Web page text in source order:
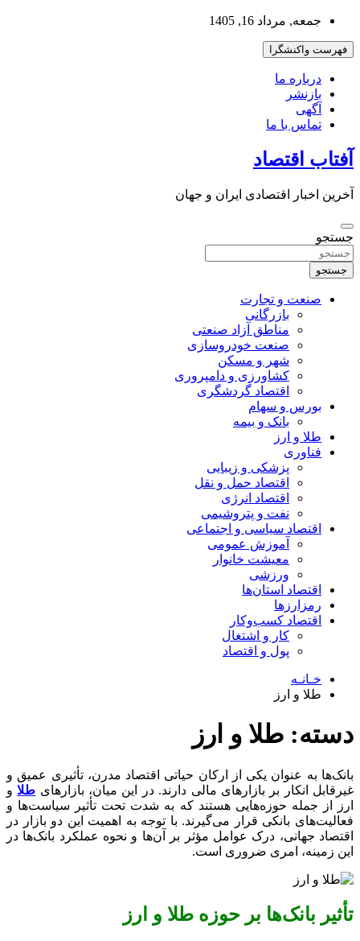
بروید
جمعه, مرداد 16, 1405
فهرست واکنشگرا
درباره ما
بازنشر
آگهی
تماس با ما
آفتاب اقتصاد
آخرین اخبار اقتصادی ایران و جهان
جستجو
جستجو
صنعت و تجارت
بازرگانی
مناطق آزاد صنعتی
صنعت خودروسازی
شهر و مسکن
کشاورزی و دامپروری
اقتصاد گردشگری
بورس و سهام
بانک و بیمه
طلا و ارز
فناوری
پزشکی و زیبایی
اقتصاد حمل و نقل
اقتصاد انرژی
نفت و پتروشیمی
اقتصاد سیاسی و اجتماعی
آموزش عمومی
معیشت خانوار
ورزشی
اقتصاد استان‌ها
رمزارزها
اقتصاد کسب‌و‌کار
کار و اشتغال
پول و اقتصاد
خـانـه
طلا و ارز
دسته: طلا و ارز
بانک‌ها به عنوان یکی از ارکان حیاتی اقتصاد مدرن، تأثیری عمیق و
غیرقابل انکار بر بازارهای مالی دارند. در این میان، بازارهای طلاو
ارز از جمله حوزه‌هایی هستند که به شدت تحت تأثیر سیاست‌ها و
فعالیت‌های بانکی قرار می‌گیرند. با توجه به اهمیت این دو بازار در
اقتصاد جهانی، درک عوامل مؤثر بر آن‌ها و نحوه عملکرد بانک‌ها در
این زمینه، امری ضروری است.
تأثیر بانک‌ها بر حوزه طلا و ارز